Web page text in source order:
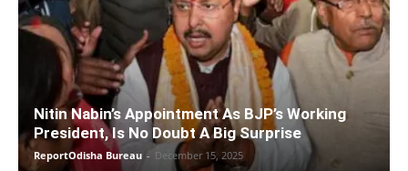
Nitin Nabin’s Appointment As BJP’s Working
President, Is No Doubt A Big Surprise
ReportOdisha Bureau - December 15, 2025